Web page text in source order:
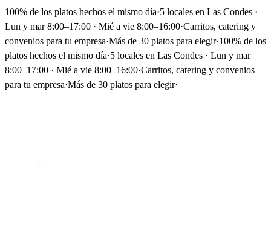
100% de los platos hechos el mismo día·5 locales en Las Condes ·
Lun y mar 8:00–17:00 · Mié a vie 8:00–16:00·Carritos, catering y
convenios para tu empresa·Más de 30 platos para elegir·100% de los
platos hechos el mismo día·5 locales en Las Condes · Lun y mar
8:00–17:00 · Mié a vie 8:00–16:00·Carritos, catering y convenios
para tu empresa·Más de 30 platos para elegir·